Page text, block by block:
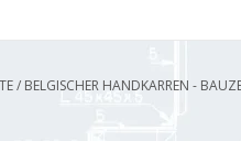
/ BELGISCHER HANDKARREN -